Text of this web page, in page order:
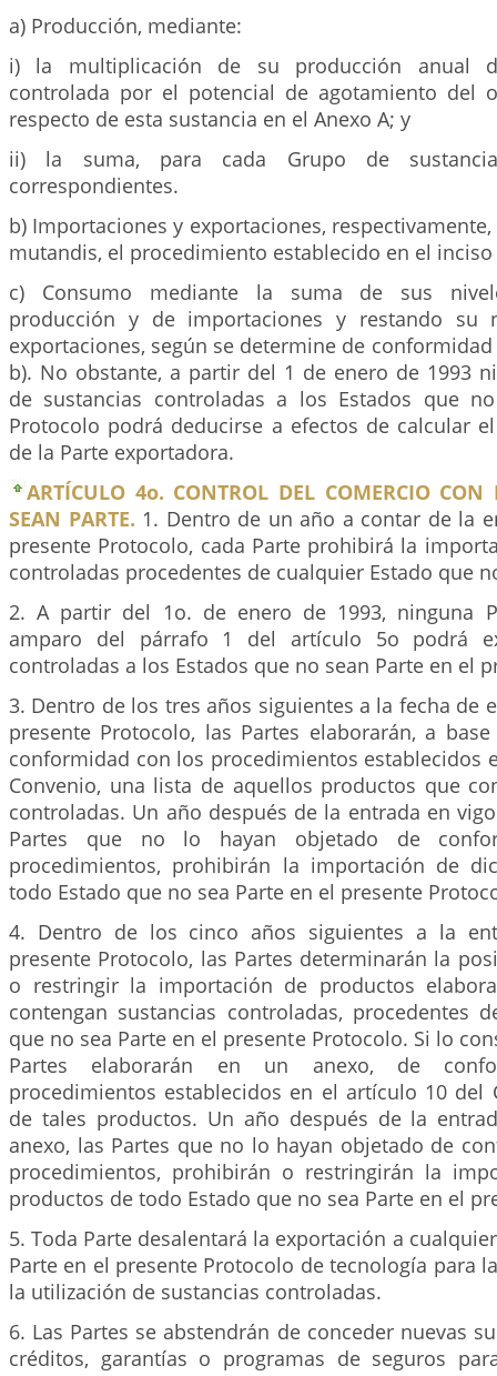
a) Producción, mediante:
i) la multiplicación de su producción anual
controlada por el potencial de agotamiento del
respecto de esta sustancia en el Anexo A; y
ii) la suma, para cada Grupo de
correspondientes.
b) Importaciones y exportaciones,
mutandis, el procedimiento establecido en el inciso
c) Consumo mediante la suma de sus
producción y de importaciones y restando su
exportaciones, según se determine de
b). No obstante, a partir del 1 de enero de 1993
de sustancias controladas a los Estados que
Protocolo podrá deducirse a efectos de calcular
de la Parte exportadora.
ARTÍCULO 4o. CONTROL DEL COMERCIO CON
SEAN PARTE. 1. Dentro de un año a contar de la
presente Protocolo, cada Parte prohibirá la
controladas procedentes de cualquier Estado que
2. A partir del 1o. de enero de 1993, ninguna
amparo del párrafo 1 del artículo 5o podrá
controladas a los Estados que no sean Parte en el
3. Dentro de los tres años siguientes a la fecha de
presente Protocolo, las Partes elaborarán, a
conformidad con los procedimientos establecidos
Convenio, una lista de aquellos productos que
controladas. Un año después de la entrada en
Partes que no lo hayan objetado de
procedimientos, prohibirán la importación de
todo Estado que no sea Parte en el presente
4. Dentro de los cinco años siguientes a la
presente Protocolo, las Partes determinarán la
o restringir la importación de productos
contengan sustancias controladas, procedentes
que no sea Parte en el presente Protocolo. Si lo
Partes elaborarán en un anexo, de
procedimientos establecidos en el artículo 10 del
de tales productos. Un año después de la
anexo, las Partes que no lo hayan objetado de
procedimientos, prohibirán o restringirán la
productos de todo Estado que no sea Parte en el
5. Toda Parte desalentará la exportación a
Parte en el presente Protocolo de tecnología para
la utilización de sustancias controladas.
6. Las Partes se abstendrán de conceder nuevas
créditos, garantías o programas de seguros